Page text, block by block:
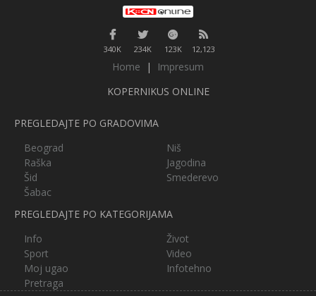
340K 234K 123K 12,123
Home |
Impresum
KOPERNIKUS ONLINE
PREGLEDAJTE PO GRADOVIMA
Beograd
Niš
Raška
Jagodina
Šid
Smederevo
Šabac
PREGLEDAJTE PO KATEGORIJAMA
Info
Život
Sport
Video
Moj ugao
Infotehno
Pretraga